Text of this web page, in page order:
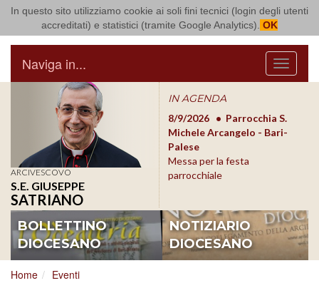
In questo sito utilizziamo cookie ai soli fini tecnici (login degli utenti
accreditati) e statistici (tramite Google Analytics). OK
Arcidiocesi di Bari Bitonto
Menu
Naviga in...
ARCIVESCOVO
S.E. GIUSEPPE
SATRIANO
IN AGENDA
8/17/2026
Conversano
Conferenza Episcopale
Pugliese
8/9/2026
Parrocchia S.
Michele Arcangelo - Bari-
Palese
Messa per la festa
parrocchiale
BOLLETTINO
DIOCESANO
NOTIZIARIO
DIOCESANO
Home Eventi